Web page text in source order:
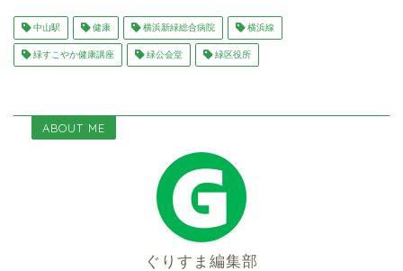
中山駅 健康 横浜新緑総合病院 横浜線
緑すこやか健康講座 緑公会堂 緑区役所
ABOUT ME
ぐりすま編集部